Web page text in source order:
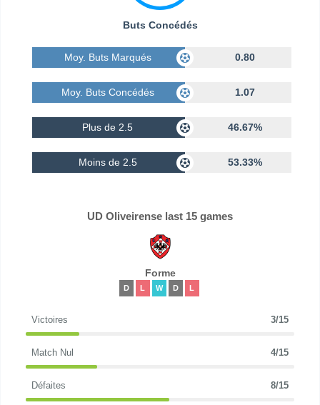
Buts Concédés
Moy. Buts Marqués 0.80
Moy. Buts Concédés 1.07
Plus de 2.5 46.67%
Moins de 2.5 53.33%
UD Oliveirense last 15 games
Forme
D L W D L
Victoires 3/15
Match Nul 4/15
Défaites 8/15